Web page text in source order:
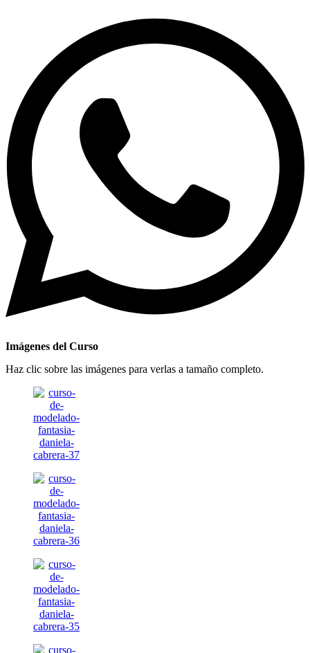
Imágenes del Curso
Haz clic sobre las imágenes para verlas a tamaño completo.